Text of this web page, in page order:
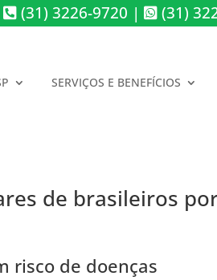
(31) 3226-9720 | (31)
SERVIÇOS E BENEFÍCIOS
de brasileiros
risco de doenças